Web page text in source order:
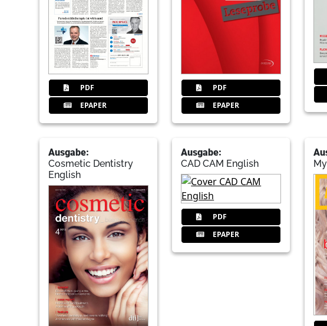
PDF
EPAPER
PDF
EPAPER
Ausgabe:
Cosmetic Dentistry
English
Ausgabe:
CAD CAM English
PDF
EPAPER